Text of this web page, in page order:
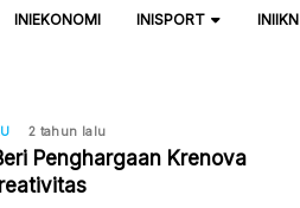
INIEKONOMI INISPORT INIIKN
2 tahun lalu
Penghargaan Krenova